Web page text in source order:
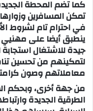
كما تضم المحطة
تمكن المسافرين
في احترام تام لشروط
ينطبق أيضا على
جيدة للاشتغال استجابة
لتمكينهم من تحسين
معاملاتهم وصون
من جهة أخرى، وبحكم
الطرقية الجديدة